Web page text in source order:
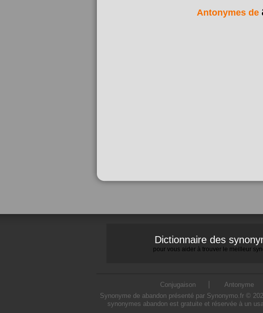
Antonymes de
Dictionnaire des
pour vous aider à trouver le meilleur
Conjugaison Antonyme
Synonyme de abandon présenté par Synonymo.fr ©
synonymes abandon est gratuite et réservée à un